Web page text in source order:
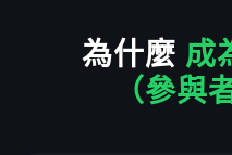
為什麼 成
（參與